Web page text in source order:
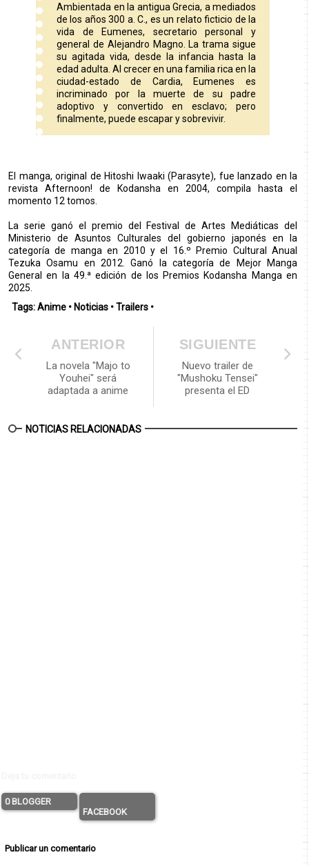
Ambientada en la antigua Grecia, a mediados
de los años 300 a. C., es un relato ficticio de la
vida de Eumenes, secretario personal y
general de Alejandro Magno. La trama sigue
su agitada vida, desde la infancia hasta la
edad adulta. Al crecer en una familia rica en la
ciudad-estado de Cardia, Eumenes es
incriminado por la muerte de su padre
adoptivo y convertido en esclavo; pero
finalmente, puede escapar y sobrevivir.
El manga, original de Hitoshi Iwaaki (Parasyte), fue lanzado en la
revista Afternoon! de Kodansha en 2004, compila hasta el
momento 12 tomos.
La serie ganó el premio del Festival de Artes Mediáticas del
Ministerio de Asuntos Culturales del gobierno japonés en la
categoría de manga en 2010 y el 16.º Premio Cultural Anual
Tezuka Osamu en 2012. Ganó la categoría de Mejor Manga
General en la 49.ª edición de los Premios Kodansha Manga en
2025.
Tags:Anime • Noticias •Trailers •
SIGUIENTE
Nuevo trailer de
"Mushoku Tensei"
presenta el ED
ANTERIOR
La novela "Majo to
Youhei" será
adaptada a anime
NOTICIAS RELACIONADAS
0 BLOGGER
FACEBOOK
Publicar un comentario